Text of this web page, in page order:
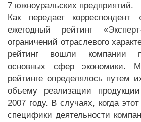
7 южноуральских предприятий.
Как передает корреспондент
ежегодный рейтинг
ограничений отраслевого
рейтинг вошли компании
основных сфер экономики.
рейтинге определялось путем
объему реализации
2007 году. В случаях, когда
специфики деятельности